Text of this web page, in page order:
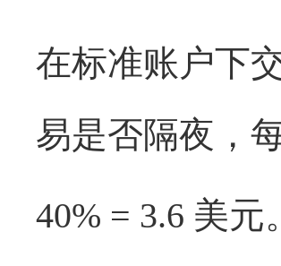
在标准账户下
易是否隔夜，
40% = 3.6 美元